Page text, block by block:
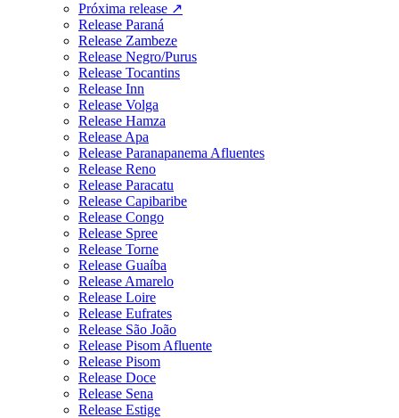
Próxima release ↗
Release Paraná
Release Zambeze
Release Negro/Purus
Release Tocantins
Release Inn
Release Volga
Release Hamza
Release Apa
Release Paranapanema Afluentes
Release Reno
Release Paracatu
Release Capibaribe
Release Congo
Release Spree
Release Torne
Release Guaíba
Release Amarelo
Release Loire
Release Eufrates
Release São João
Release Pisom Afluente
Release Pisom
Release Doce
Release Sena
Release Estige